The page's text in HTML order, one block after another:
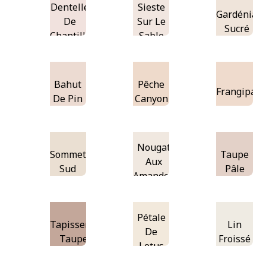
Dentelle
De
Chantilly
Sieste
Sur Le
Sable
Gardénia
Sucré
Bahut
De Pin
Pêche
Canyon
Sommet
Sud
Nougat
Aux
Amandes
Taupe
Pâle
Tapisserie
Taupe
Pétale
De
Lotus
Lin
Froissé